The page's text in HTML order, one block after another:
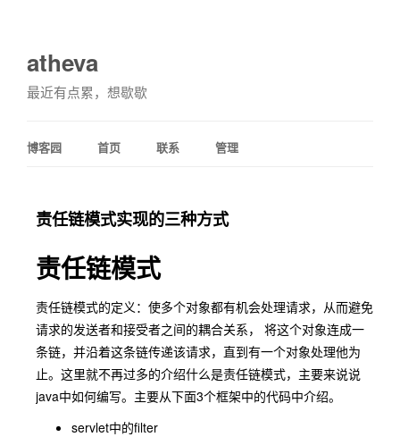
atheva
最近有点累，想歇歇
博客园 首页 联系 管理
责任链模式实现的三种方式
责任链模式
责任链模式的定义：使多个对象都有机会处理请求，从而避免
请求的发送者和接受者之间的耦合关系， 将这个对象连成一
条链，并沿着这条链传递该请求，直到有一个对象处理他为
止。这里就不再过多的介绍什么是责任链模式，主要来说说
java中如何编写。主要从下面3个框架中的代码中介绍。
servlet中的filter